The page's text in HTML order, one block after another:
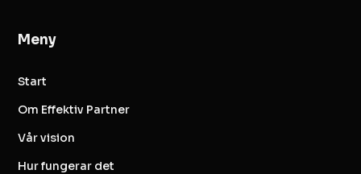
Meny
Start
Om Effektiv Partner
Vår vision
Hur fungerar det